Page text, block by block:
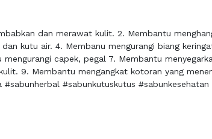
dan merawat kulit. 2. Membantu
kutu air. 4. Membanu mengurangi biang
capek, pegal 7. Membantu
9. Membantu mengangkat kotoran yang
#sabunkutuskutus #sabunkesehatan